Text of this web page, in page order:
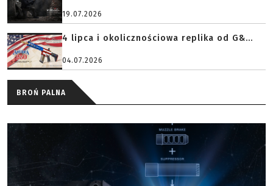
19.07.2026
4 lipca i okolicznościowa replika od G&...
04.07.2026
BROŃ PALNA